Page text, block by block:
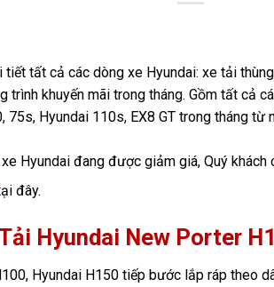
tiết tất cả các dòng xe Hyundai: xe tải
trình khuyến mãi trong tháng. Gồm tất cả
75s, Hyundai 110s, EX8 GT trong tháng từ
Hyundai đang được giảm giá, Quý khách
đây.
Hyundai New Porter
Hyundai H150 tiếp bước lắp ráp theo